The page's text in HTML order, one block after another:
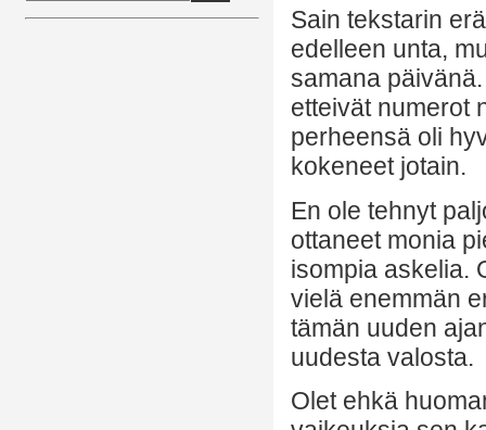
Sain tekstarin
edelleen unta,
samana
etteivät numerot
perheensä oli
kokeneet jotain.
En ole tehnyt
ottaneet monia
isompia askelia.
vielä enemmän
tämän uuden
uudesta valosta.
Olet ehkä